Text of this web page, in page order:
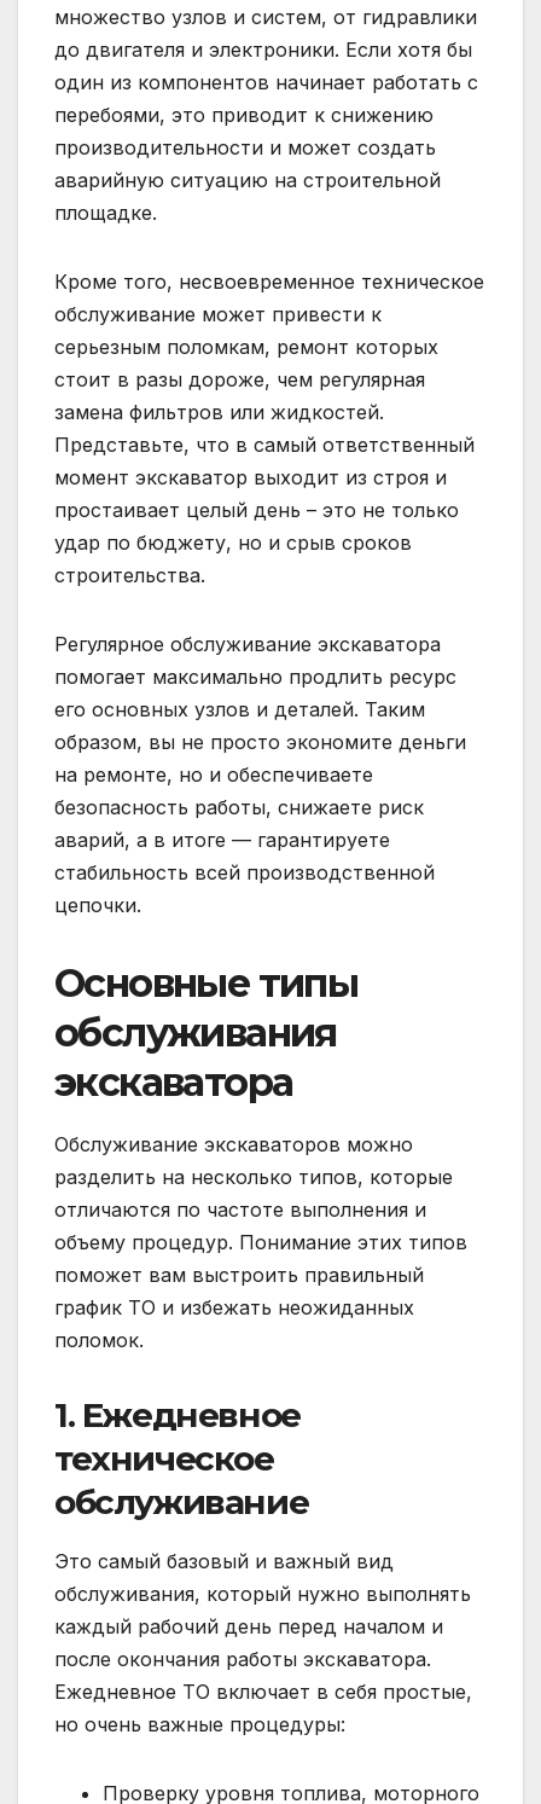
множество узлов и систем, от гидравлики
до двигателя и электроники. Если хотя бы
один из компонентов начинает работать с
перебоями, это приводит к снижению
производительности и может создать
аварийную ситуацию на строительной
площадке.
Кроме того, несвоевременное техническое
обслуживание может привести к
серьезным поломкам, ремонт которых
стоит в разы дороже, чем регулярная
замена фильтров или жидкостей.
Представьте, что в самый ответственный
момент экскаватор выходит из строя и
простаивает целый день – это не только
удар по бюджету, но и срыв сроков
строительства.
Регулярное обслуживание экскаватора
помогает максимально продлить ресурс
его основных узлов и деталей. Таким
образом, вы не просто экономите деньги
на ремонте, но и обеспечиваете
безопасность работы, снижаете риск
аварий, а в итоге — гарантируете
стабильность всей производственной
цепочки.
Основные типы
обслуживания
экскаватора
Обслуживание экскаваторов можно
разделить на несколько типов, которые
отличаются по частоте выполнения и
объему процедур. Понимание этих типов
поможет вам выстроить правильный
график ТО и избежать неожиданных
поломок.
1. Ежедневное
техническое
обслуживание
Это самый базовый и важный вид
обслуживания, который нужно выполнять
каждый рабочий день перед началом и
после окончания работы экскаватора.
Ежедневное ТО включает в себя простые,
но очень важные процедуры:
Проверку уровня топлива, моторного